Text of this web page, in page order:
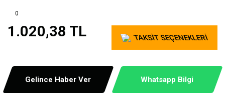
0
1.020,38 TL TAKSİT SEÇENEKLERİ
Gelince Haber Ver Whatsapp Bilgi